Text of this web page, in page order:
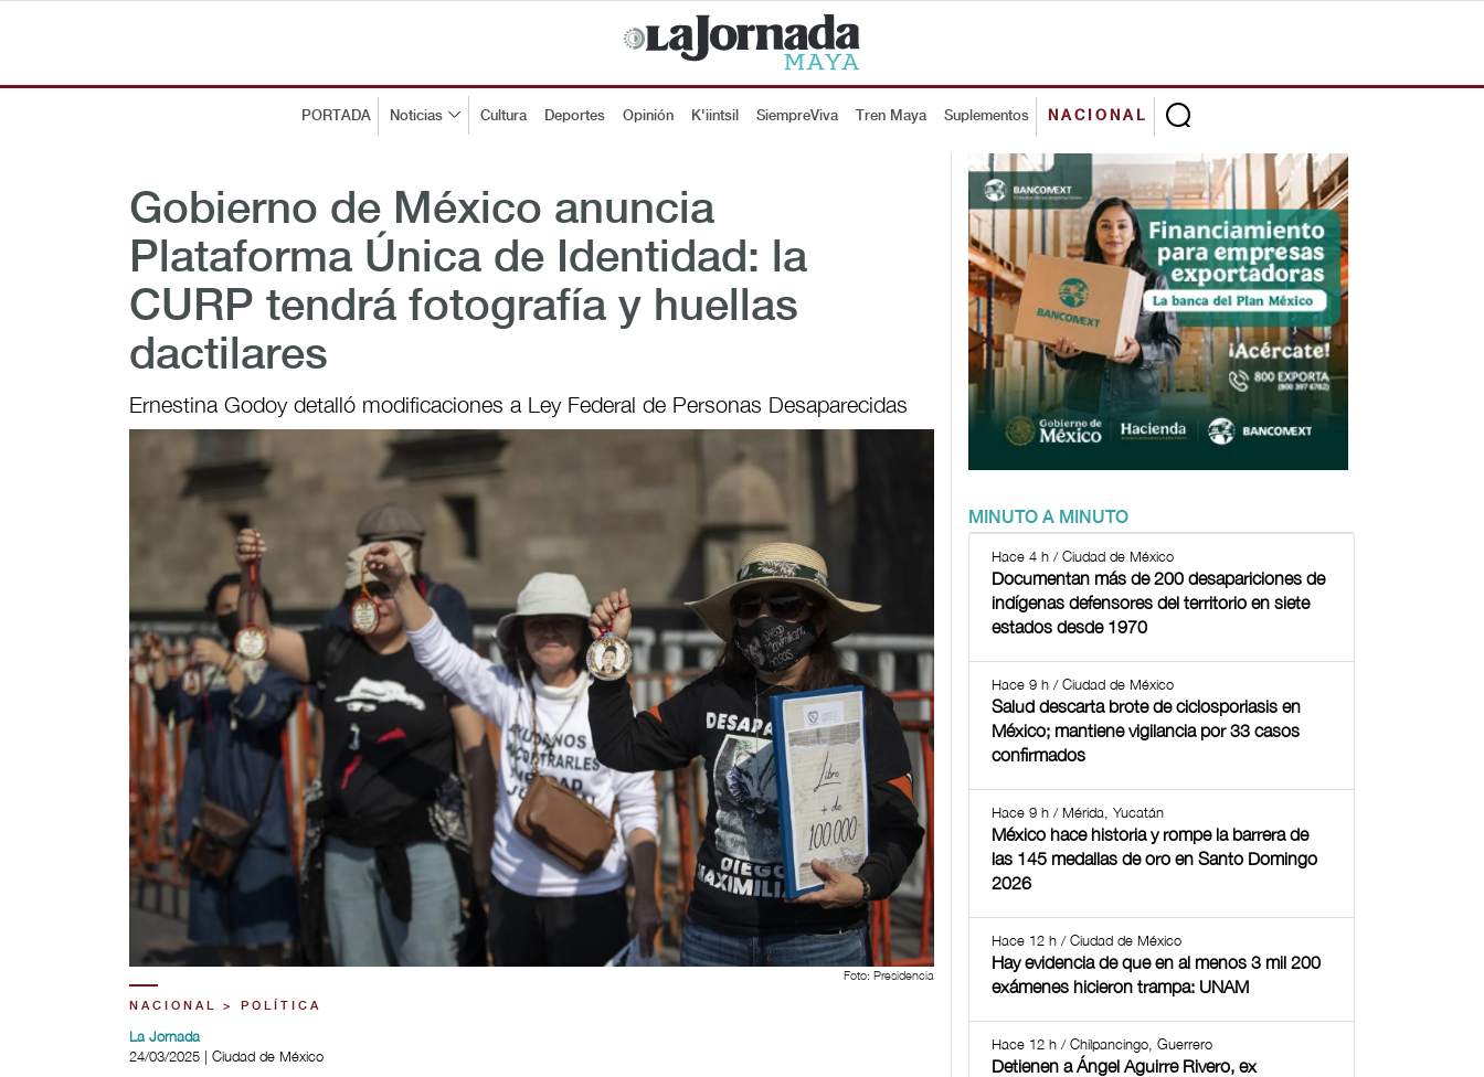
PORTADA Noticias Cultura Deportes Opinión K'iintsil SiempreViva Tren Maya Suplementos NACIONAL
Gobierno de México anuncia
Plataforma Única de Identidad: la
CURP tendrá fotografía y huellas
dactilares
Ernestina Godoy detalló modificaciones a Ley Federal de Personas Desaparecidas
Foto: Presidencia
NACIONAL > POLÍTICA
La Jornada
24/03/2025 | Ciudad de México
MINUTO A MINUTO
Hace 4 h / Ciudad de México
Documentan más de 200 desapariciones de
indígenas defensores del territorio en siete
estados desde 1970
Hace 9 h / Ciudad de México
Salud descarta brote de ciclosporiasis en
México; mantiene vigilancia por 33 casos
confirmados
Hace 9 h / Mérida, Yucatán
México hace historia y rompe la barrera de
las 145 medallas de oro en Santo Domingo
2026
Hace 12 h / Ciudad de México
Hay evidencia de que en al menos 3 mil 200
exámenes hicieron trampa: UNAM
Hace 12 h / Chilpancingo, Guerrero
Detienen a Ángel Aguirre Rivero, ex